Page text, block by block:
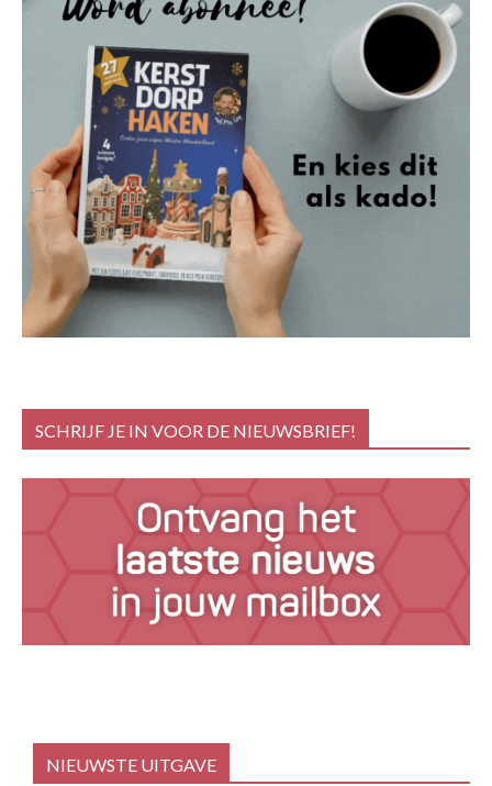
SCHRIJF JE IN VOOR DE NIEUWSBRIEF!
NIEUWSTE UITGAVE